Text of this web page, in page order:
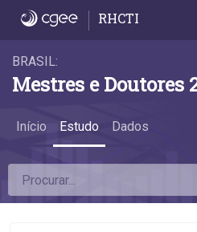
6.6 Remuneração
RHCTI
BRASIL:
Mestres e Doutores
Início Estudo Dados